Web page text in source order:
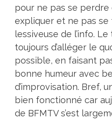
pour ne pas se perdre
expliquer et ne pas
lessiveuse de l’info.
toujours d’alléger le
possible, en faisant
bonne humeur avec
d’improvisation. Bref,
bien fonctionné car
de BFMTV s’est